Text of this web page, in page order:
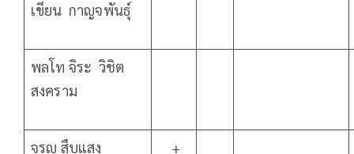
เขียน กาญจพันธุ์
พลโท จิระ วิชิต
สงคราม
จรูญ สืบแสง +